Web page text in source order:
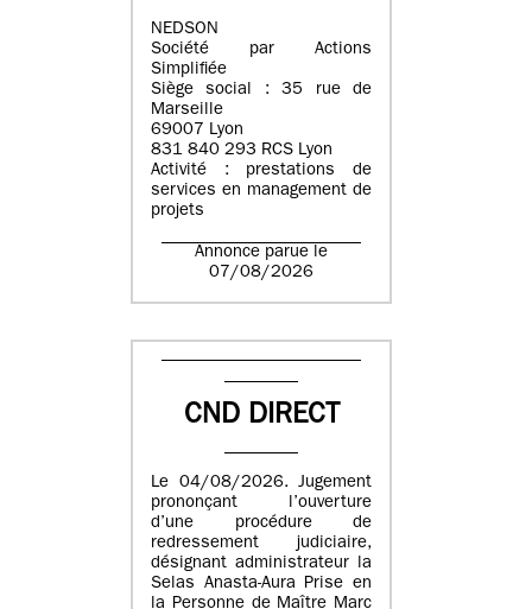
NEDSON
Société par Actions
Simplifiée
Siège social : 35 rue de
Marseille
69007 Lyon
831 840 293 RCS Lyon
Activité : prestations de
services en management de
projets
Annonce parue le
07/08/2026
CND DIRECT
Le 04/08/2026. Jugement
prononçant l’ouverture
d’une procédure de
redressement judiciaire,
désignant administrateur la
Selas Anasta-Aura Prise en
la Personne de Maître Marc